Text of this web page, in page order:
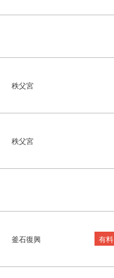
秩父宮
秩父宮
釜石復興 有料